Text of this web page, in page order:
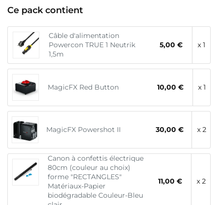
Ce pack contient
Câble d'alimentation
Powercon TRUE 1 Neutrik
1,5m
5,00 € x 1
MagicFX Red Button 10,00 € x 1
MagicFX Powershot II 30,00 € x 2
Canon à confettis électrique
80cm (couleur au choix)
forme "RECTANGLES"
Matériaux-Papier
biodégradable Couleur-Bleu
11,00 € x 2